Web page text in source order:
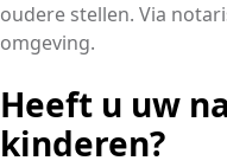
oudere stellen. Via
omgeving.
Heeft u uw
kinderen?